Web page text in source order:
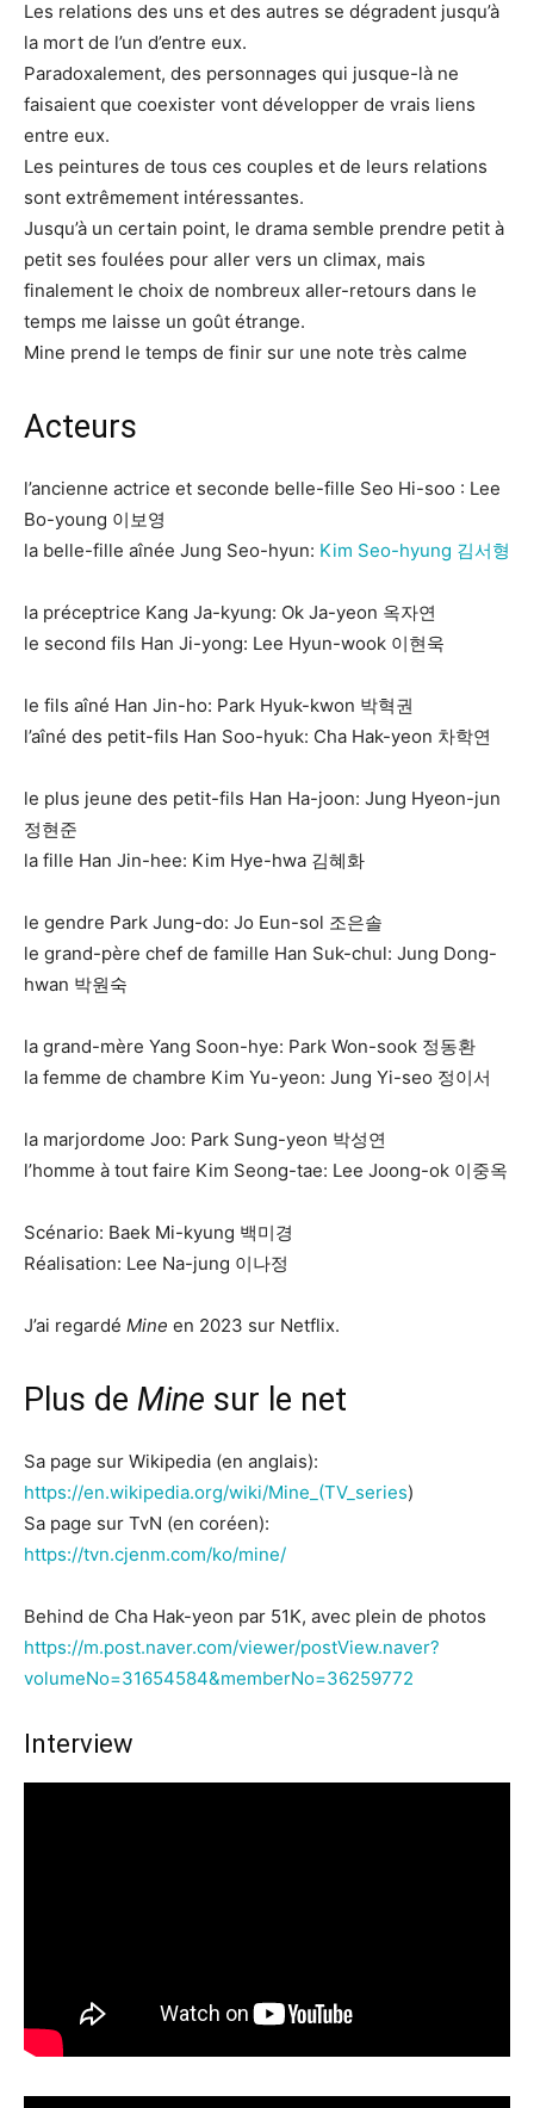
Les relations des uns et des autres se dégradent jusqu’à
la mort de l’un d’entre eux.
Paradoxalement, des personnages qui jusque-là ne
faisaient que coexister vont développer de vrais liens
entre eux.
Les peintures de tous ces couples et de leurs relations
sont extrêmement intéressantes.
Jusqu’à un certain point, le drama semble prendre petit à
petit ses foulées pour aller vers un climax, mais
finalement le choix de nombreux aller-retours dans le
temps me laisse un goût étrange.
Mine prend le temps de finir sur une note très calme
Acteurs
l’ancienne actrice et seconde belle-fille Seo Hi-soo : Lee
Bo-young 이보영
la belle-fille aînée Jung Seo-hyun: Kim Seo-hyung 김서형
la préceptrice Kang Ja-kyung: Ok Ja-yeon 옥자연
le second fils Han Ji-yong: Lee Hyun-wook 이현욱
le fils aîné Han Jin-ho: Park Hyuk-kwon 박혁권
l’aîné des petit-fils Han Soo-hyuk: Cha Hak-yeon 차학연
le plus jeune des petit-fils Han Ha-joon: Jung Hyeon-jun
정현준
la fille Han Jin-hee: Kim Hye-hwa 김혜화
le gendre Park Jung-do: Jo Eun-sol 조은솔
le grand-père chef de famille Han Suk-chul: Jung Dong-
hwan 박원숙
la grand-mère Yang Soon-hye: Park Won-sook 정동환
la femme de chambre Kim Yu-yeon: Jung Yi-seo 정이서
la marjordome Joo: Park Sung-yeon 박성연
l’homme à tout faire Kim Seong-tae: Lee Joong-ok 이중옥
Scénario: Baek Mi-kyung 백미경
Réalisation: Lee Na-jung 이나정
J’ai regardé Mine en 2023 sur Netflix.
Plus de Mine sur le net
Sa page sur Wikipedia (en anglais):
https://en.wikipedia.org/wiki/Mine_(TV_series)
Sa page sur TvN (en coréen):
https://tvn.cjenm.com/ko/mine/
Behind de Cha Hak-yeon par 51K, avec plein de photos
https://m.post.naver.com/viewer/postView.naver?
volumeNo=31654584&memberNo=36259772
Interview